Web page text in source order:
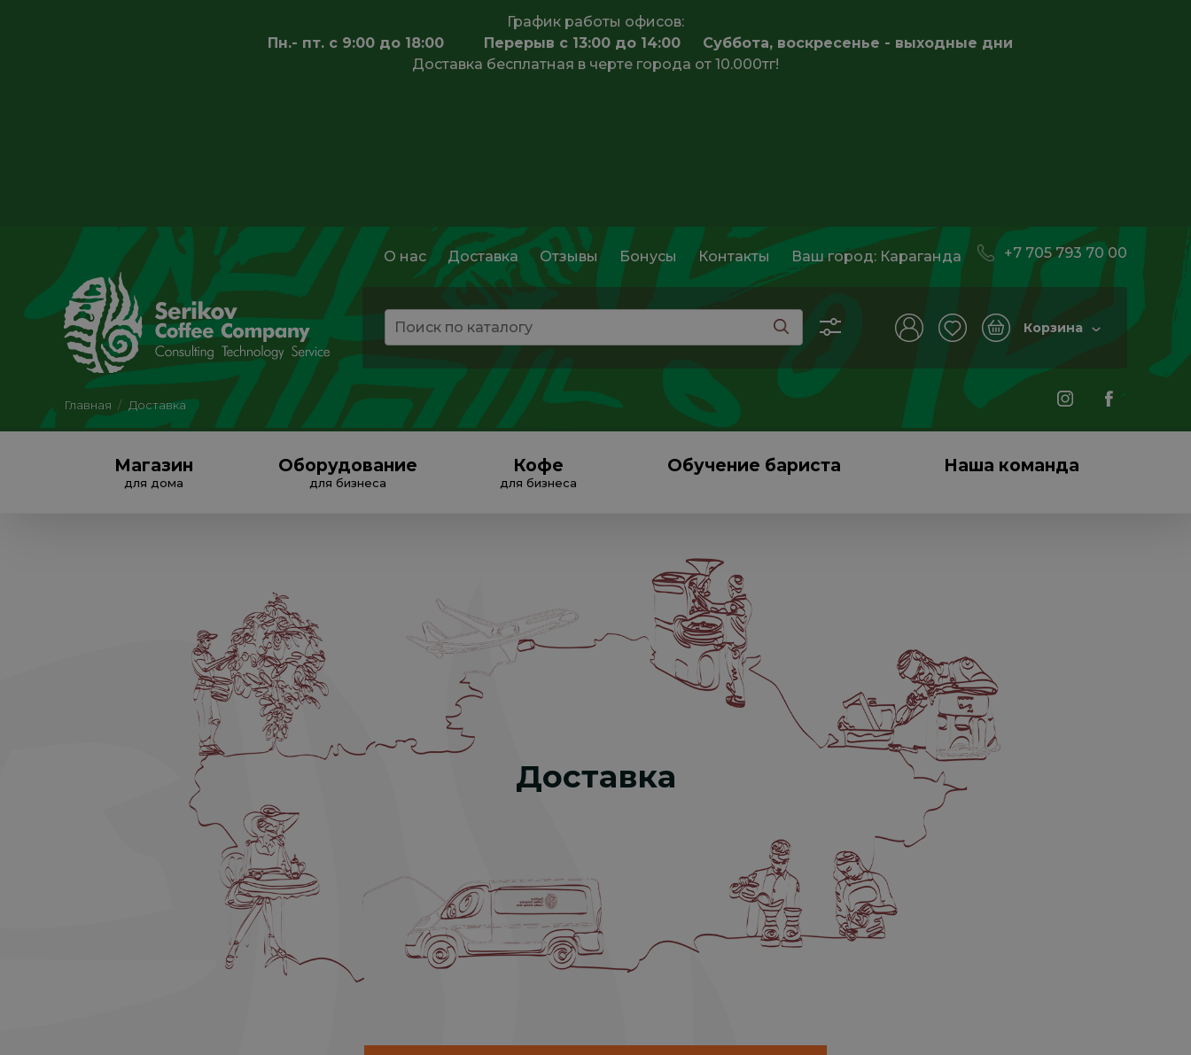
График работы офисов:
Пн.- пт. с 9:00 до 18:00 Перерыв с 13:00 до 14:00 Суббота, воскресенье - выходные дни
Доставка бесплатная в черте города от 10.000тг!
О нас Доставка Отзывы Бонусы Контакты Ваш город: Караганда
Корзина
+7 705 793 70 00
Главная / Доставка
Магазин
для дома
Оборудование
для бизнеса
Кофе
для бизнеса
Обучение бариста Наша команда
Доставка